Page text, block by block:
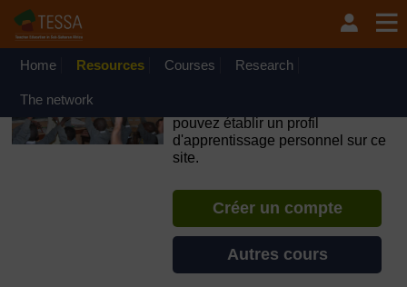
Passer au contenu principal
OpenLearn Create will be unavailable on Wednesday 12
August 2026 from 8am to 10.30am (GMT) due to routine
Home Resources Courses Research
The network
pouvez établir un profil
d'apprentissage personnel sur ce
site.
Créer un compte
Autres cours